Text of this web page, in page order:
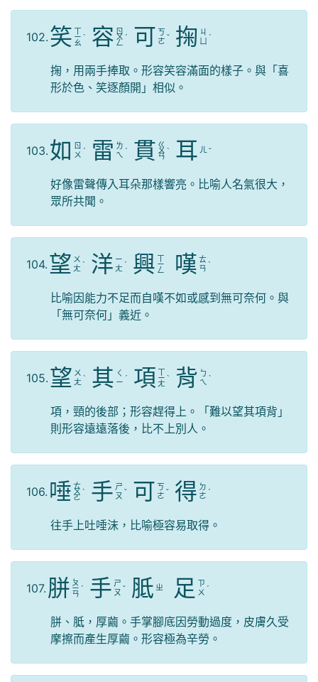
102. 笑 ㄒ
ㄧ
ㄠ
ˋ 容 ㄖ
ㄨ
ㄥ
ˊ 可 ㄎ
ㄜ ˇ 掬 ㄐ
ˊ
掬，用兩手捧取。形容笑容滿面的樣子。與「喜
形於色、笑逐顏開」相似。
103. 如 ㄖ
ㄨ ˊ 雷 ㄌ
ㄟ ˊ 貫 ㄍ
ㄨ
ㄢ
ˋ 耳 ㄦ ˇ
好像雷聲傳入耳朵那樣響亮。比喻人名氣很大，
眾所共聞。
104. 望 ㄨ
ㄤ ˋ 洋 ㄧ
ㄤ ˊ 興 ㄒ
ㄧ
ㄥ 嘆 ㄊ
ㄢ ˋ
比喻因能力不足而自嘆不如或感到無可奈何。與
「無可奈何」義近。
105. 望 ㄨ
ㄤ ˋ 其 ㄑ
ㄧ ˊ 項 ㄒ
ㄧ
ㄤ
ˋ 背 ㄅ
ㄟ ˋ
項，頸的後部；形容趕得上。「難以望其項背」
則形容遠遠落後，比不上別人。
106. 唾 ㄊ
ㄨ
ㄛ
ˋ 手 ㄕ
ㄡ ˇ 可 ㄎ
ㄜ ˇ 得 ㄉ
ㄜ ˊ
往手上吐唾沫，比喻極容易取得。
107. 胼 ㄆ
ㄧ
ㄢ
ˊ 手 ㄕ
ㄡ ˇ 胝 ㄓ 足 ㄗ
ㄨ ˊ
胼、胝，厚繭。手掌腳底因勞動過度，皮膚久受
摩擦而產生厚繭。形容極為辛勞。